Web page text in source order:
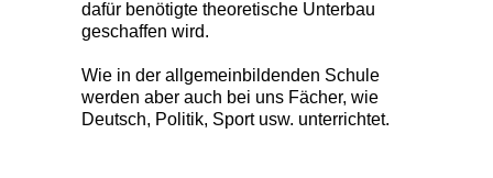
dafür benötigte theoretische Unterbau
geschaffen wird.
Wie in der allgemeinbildenden Schule
werden aber auch bei uns Fächer, wie
Deutsch, Politik, Sport usw. unterrichtet.